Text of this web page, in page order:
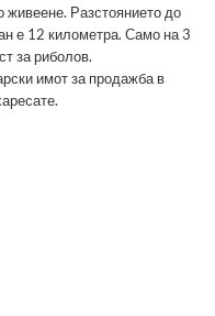
живеене. Разстоянието до
е 12 километра. Само на 3
за риболов.
имот за продажба в